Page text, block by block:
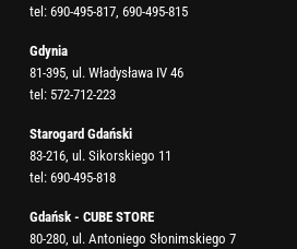
tel: 690-495-817, 690-495-815
Gdynia
81-395, ul. Władysława IV 46
tel: 572-712-223
Starogard Gdański
83-216, ul. Sikorskiego 11
tel: 690-495-818
Gdańsk - CUBE STORE
80-280, ul. Antoniego Słonimskiego 7